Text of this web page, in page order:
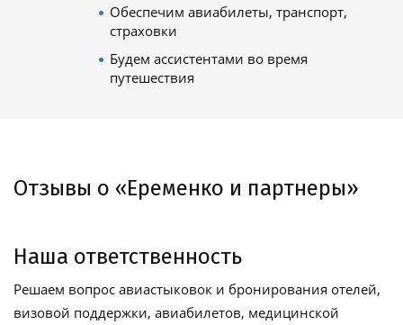
Обеспечим авиабилеты, транспорт,
страховки
Будем ассистентами во время
путешествия
Отзывы о «Еременко и партнеры»
Наша ответственность
Решаем вопрос авиастыковок и бронирования отелей,
визовой поддержки, авиабилетов, медицинской